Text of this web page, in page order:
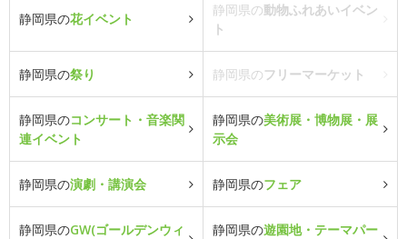
静岡県の花イベント
静岡県の動物ふれあいイベン
ト
静岡県の祭り 静岡県のフリーマーケット
静岡県のコンサート・音楽関
連イベント
静岡県の美術展・博物展・展
示会
静岡県の演劇・講演会 静岡県のフェア
静岡県のGW(ゴールデンウィ
静岡県の遊園地・テーマパー